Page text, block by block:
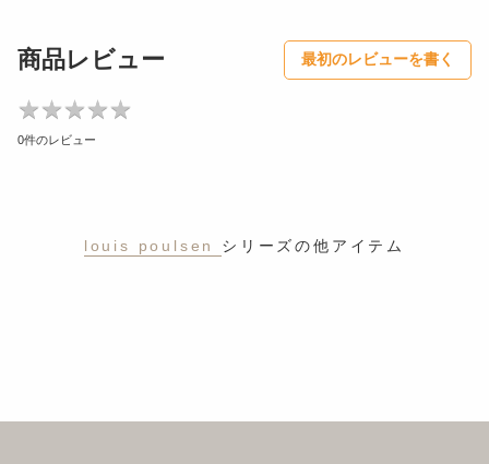
商品レビュー 最初のレビューを書く
★★★★★
★★★★★
0件のレビュー
louis poulsen シリーズの他アイテム